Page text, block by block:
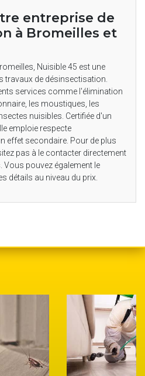
entreprise de
à Bromeilles et
Nuisible 45 est une
travaux de désinsectisation.
services comme l'élimination
les moustiques, les
nuisibles. Certifiée d'un
emploie respecte
effet secondaire. Pour de plus
pas à le contacter directement
pouvez également le
détails au niveau du prix.